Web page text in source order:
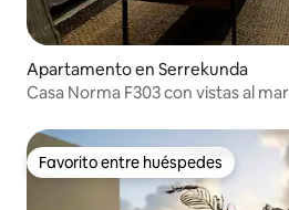
Apartamento en Serrekunda
Casa Norma F303 con vistas al
Favorito entre huéspedes
Favorito entre huéspedes